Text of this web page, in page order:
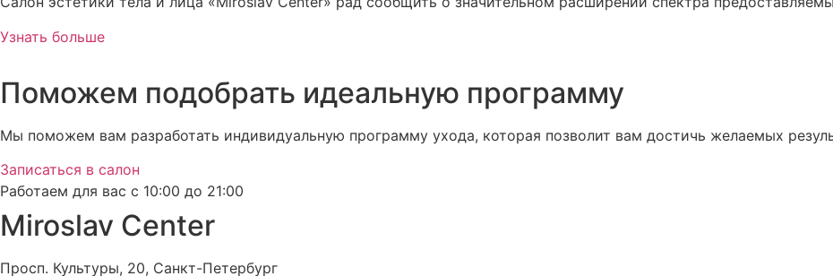
Узнать больше
Поможем подобрать идеальную программу
Мы поможем вам разработать индивидуальную программу ухода, которая позволит вам достичь желаемых
Записаться в салон
Работаем для вас с 10:00 до 21:00
Miroslav Сenter
Просп. Культуры, 20, Санкт-Петербург